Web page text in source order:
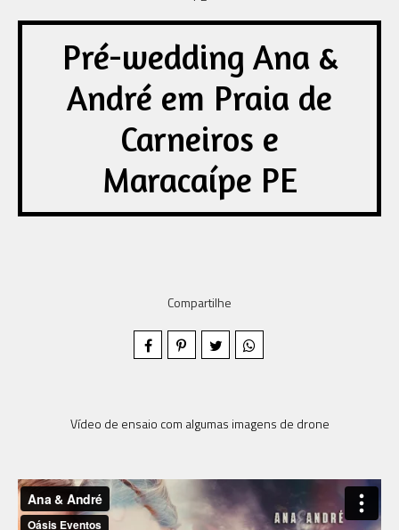
Pré-wedding Ana &
André em Praia de
Carneiros e
Maracaípe PE
Compartilhe
Vídeo de ensaio com algumas imagens de drone